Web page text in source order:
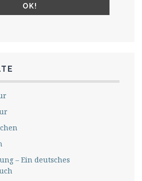
– Ein deutsches